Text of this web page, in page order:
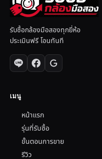
รับซื้อกล้องมือสองทุกยี่ห้อ
ประเมินฟรี โอนทันที
เมนู
หน้าแรก
รุ่นที่รับซื้อ
ขั้นตอนการขาย
รีวิว